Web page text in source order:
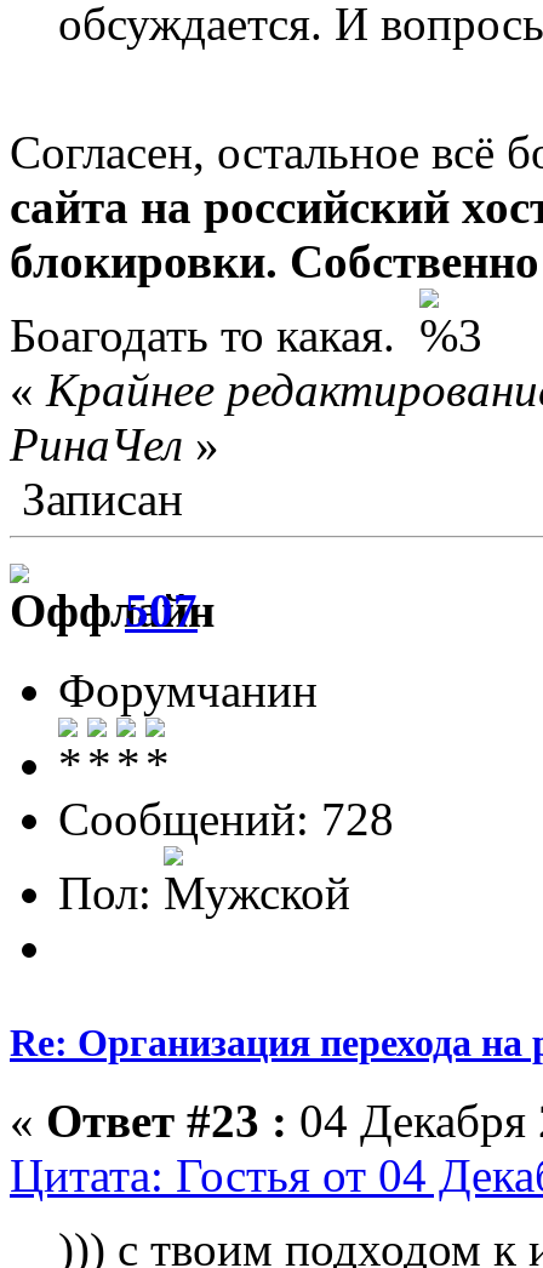
обсуждается. И
Согласен, остальное всё
сайта на российский
блокировки.
Боагодать то какая.
« Крайнее
РинаЧел »
Записан
507
Форумчанин
Сообщений: 728
Пол:
Re: Организация перехода на
« Ответ #23 : 04
Цитата: Гостья от 04
))) с твоим подходом к